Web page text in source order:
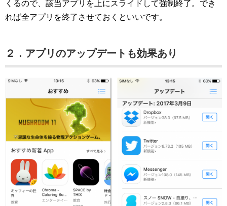
くるので、該当アプリを上にスライドして強制終了。でき
れば全アプリを終了させておくといいです。
２．アプリのアップデートも効果あり